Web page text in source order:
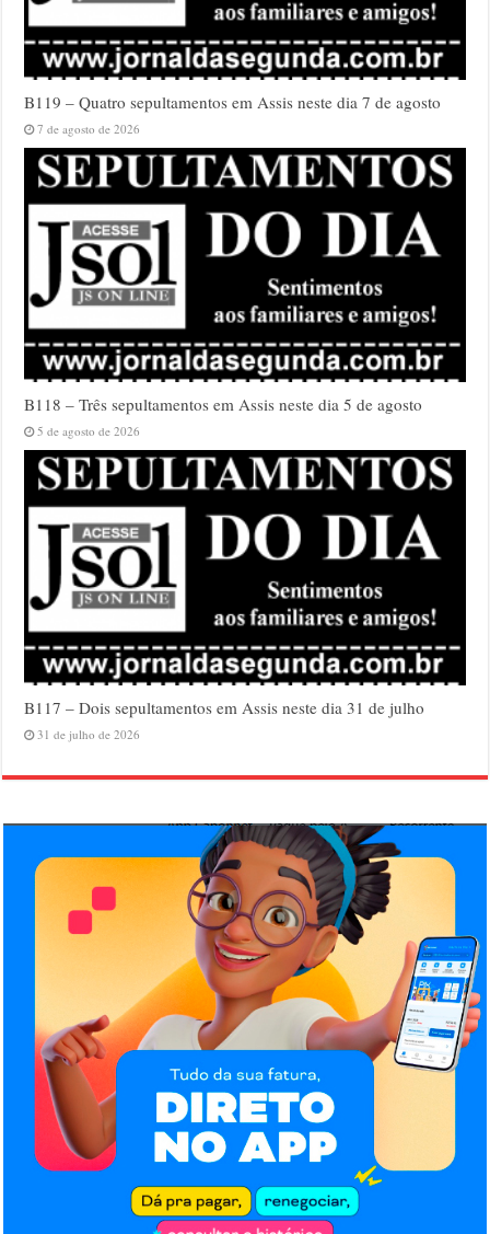
B119 – Quatro sepultamentos em Assis neste dia 7 de agosto
7 de agosto de 2026
B118 – Três sepultamentos em Assis neste dia 5 de agosto
5 de agosto de 2026
B117 – Dois sepultamentos em Assis neste dia 31 de julho
31 de julho de 2026